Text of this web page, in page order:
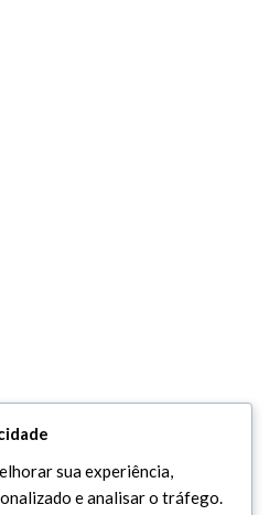
sua experiência,
e analisar o tráfego.